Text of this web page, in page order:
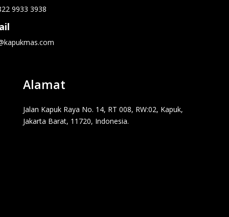
9933 3938
Alamat
Jalan Kapuk Raya No. 14, RT 008, RW:02, Kapuk,
Jakarta Barat, 11720, Indonesia.